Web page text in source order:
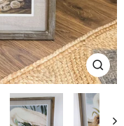
(esc)